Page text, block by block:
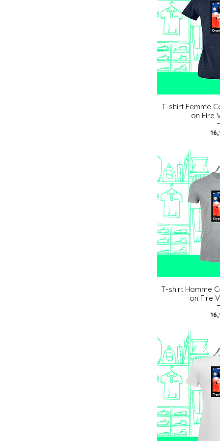
T-shirt Femme
on Fire
T-shirt Homme
on Fire